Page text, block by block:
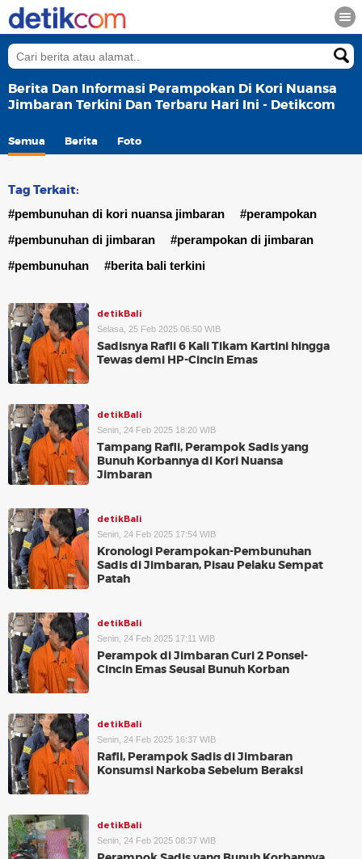
Berita Dan Informasi Perampokan Di Kori Nuansa
Jimbaran Terkini Dan Terbaru Hari Ini - Detikcom
Semua Berita Foto
Tag Terkait:
#pembunuhan di kori nuansa jimbaran
#perampokan
#pembunuhan di jimbaran
#perampokan di jimbaran
#pembunuhan
#berita bali terkini
detikBali
Selasa, 25 Feb 2025 06:50 WIB
Sadisnya Rafli 6 Kali Tikam Kartini hingga
Tewas demi HP-Cincin Emas
detikBali
Senin, 24 Feb 2025 18:20 WIB
Tampang Rafli, Perampok Sadis yang
Bunuh Korbannya di Kori Nuansa
Jimbaran
detikBali
Senin, 24 Feb 2025 17:54 WIB
Kronologi Perampokan-Pembunuhan
Sadis di Jimbaran, Pisau Pelaku Sempat
Patah
detikBali
Senin, 24 Feb 2025 17:11 WIB
Perampok di Jimbaran Curi 2 Ponsel-
Cincin Emas Seusai Bunuh Korban
detikBali
Senin, 24 Feb 2025 16:37 WIB
Rafli, Perampok Sadis di Jimbaran
Konsumsi Narkoba Sebelum Beraksi
detikBali
Senin, 24 Feb 2025 08:37 WIB